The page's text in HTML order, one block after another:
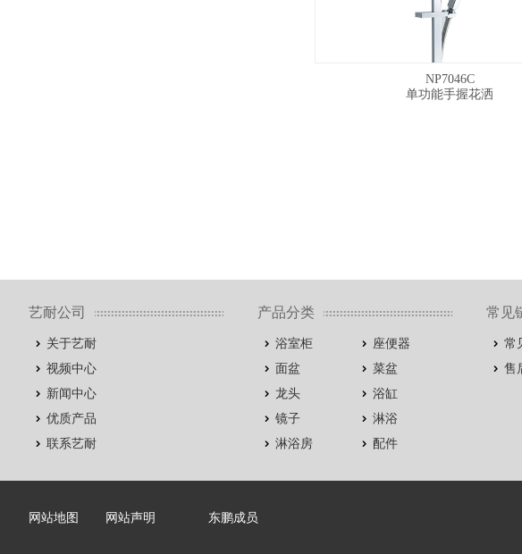
NP7046C
单功能手握花洒
艺耐公司
关于艺耐
视频中心
新闻中心
优质产品
联系艺耐
产品分类
浴室柜
座便器
面盆
菜盆
龙头
浴缸
镜子
淋浴
淋浴房
配件
常见
常
售
网站地图 网站声明 东鹏成员